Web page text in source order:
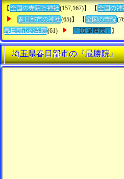
【 全国の寺院と神社(157,167)】 【 全国の神
春日部市の神社(65)】 【 全国の寺院
春日部市の寺院(61) 「16.最勝院」 】
埼玉県春日部市の『最勝院』